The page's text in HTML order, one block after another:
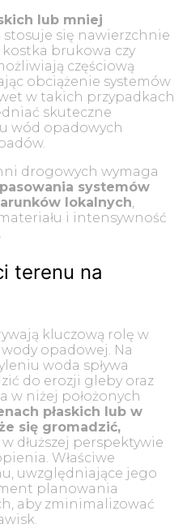
lub mniej
stosuje się nawierzchnie
brukowa czy
częściową
obciążenie systemów
w takich przypadkach
skuteczne
wód opadowych
drogowych wymaga
systemów
lokalnych,
i intensywność
terenu na
kluczową rolę w
opadowej. Na
woda spływa
do erozji gleby oraz
w niżej położonych
płaskich lub w
się gromadzić,
dłuższej perspektywie
Właściwe
uwzględniające jego
planowania
aby zminimalizować